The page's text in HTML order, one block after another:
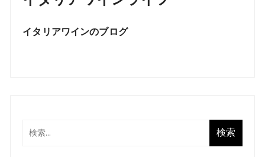
イタリアワインのブログ